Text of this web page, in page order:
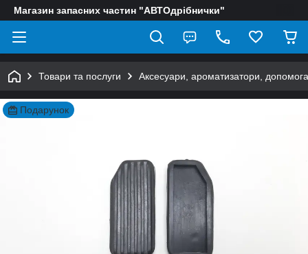
Магазин запасних частин "АВТОдрібнички"
Товари та послуги Аксесуари, ароматизатори,
Подарунок